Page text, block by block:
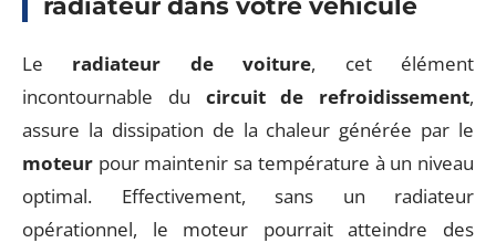
radiateur dans votre véhicule
Le radiateur de voiture, cet élément
incontournable du circuit de refroidissement,
assure la dissipation de la chaleur générée par le
moteur pour maintenir sa température à un niveau
optimal. Effectivement, sans un radiateur
opérationnel, le moteur pourrait atteindre des